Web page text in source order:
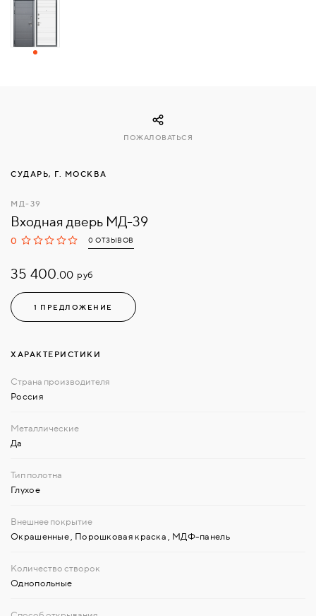
СУДАРЬ, Г. МОСКВА
МД-39
Входная дверь МД-39
0 0 ОТЗЫВОВ
35 400.00 руб
1 ПРЕДЛОЖЕНИЕ
ПОЖАЛОВАТЬСЯ
ХАРАКТЕРИСТИКИ
Россия
Да
Глухое
Окрашенные Порошковая краска МДФ-панель
Однопольные